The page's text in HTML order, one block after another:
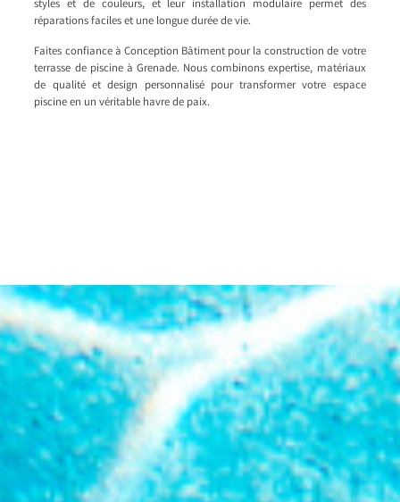
styles et de couleurs, et leur installation modulaire permet des
réparations faciles et une longue durée de vie.
Faites confiance à Conception Bâtiment pour la construction de votre
terrasse de piscine à Grenade. Nous combinons expertise, matériaux
de qualité et design personnalisé pour transformer votre espace
piscine en un véritable havre de paix.